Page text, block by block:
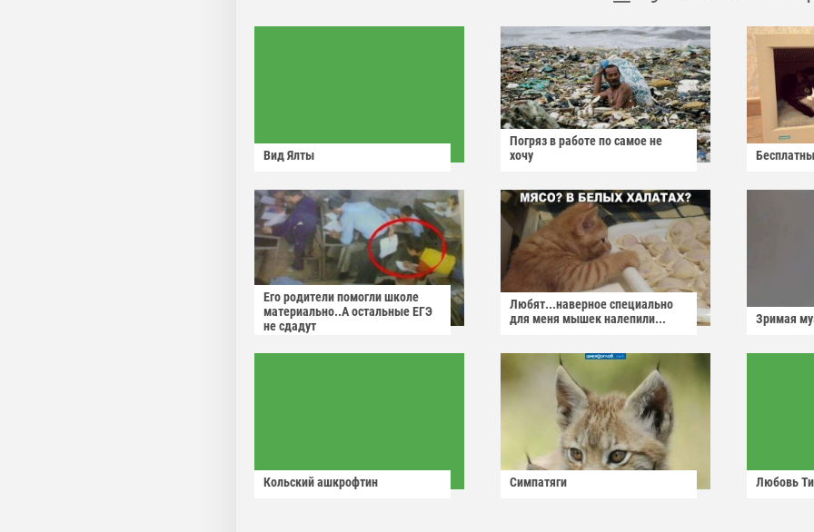
Вид Ялты
Погряз в работе по самое не
хочу
Его родители помогли школе
материально..А остальные ЕГЭ
не сдадут
Любят...наверное специально
для меня мышек налепили...
Зримая
Кольский ашкрофтин Симпатяги Любовь